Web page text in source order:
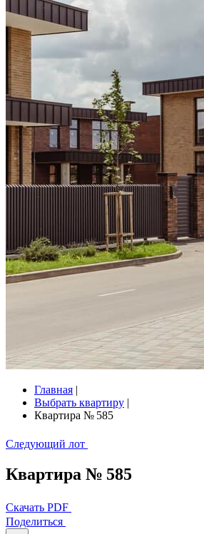
Главная |
Выбрать квартиру |
Квартира № 585
Следующий лот
Квартира № 585
Скачать PDF
Поделиться